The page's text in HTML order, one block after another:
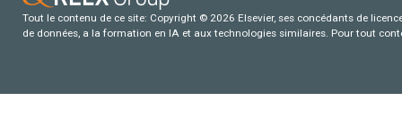
Tout le contenu de ce site: Copyright © 2026 Elsevier, ses concédants de
de données, a la formation en IA et aux technologies similaires. Pour tout